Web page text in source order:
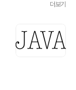
더보기